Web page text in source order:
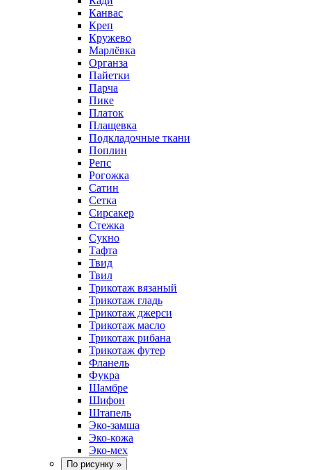
Канвас
Креп
Кружево
Марлёвка
Органза
Пайетки
Парча
Пике
Платок
Плащевка
Подкладочные ткани
Поплин
Репс
Рогожка
Сатин
Сетка
Сирсакер
Стежка
Сукно
Тафта
Твид
Твил
Трикотаж вязаный
Трикотаж гладь
Трикотаж джерси
Трикотаж масло
Трикотаж рибана
Трикотаж футер
Фланель
Фукра
Шамбре
Шифон
Штапель
Эко-замша
Эко-кожа
Эко-мех
По рисунку »